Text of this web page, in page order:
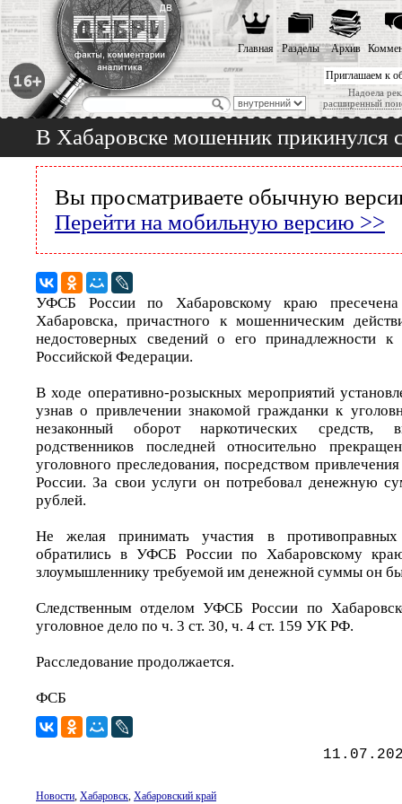
Приглашаем к
Надоела
расширенный
Главная Разделы Архив
В Хабаровске мошенник прикинулся
Вы просматриваете обычную
Перейти на мобильную версию >>
УФСБ России по Хабаровскому краю пресечена
Хабаровска, причастного к мошенническим
недостоверных сведений о его принадлежности к
Российской Федерации.
В ходе оперативно-розыскных мероприятий
узнав о привлечении знакомой гражданки к
незаконный оборот наркотических средств,
родственников последней относительно
уголовного преследования, посредством
России. За свои услуги он потребовал денежную
рублей.
Не желая принимать участия в противоправных
обратились в УФСБ России по Хабаровскому
злоумышленнику требуемой им денежной суммы он
Следственным отделом УФСБ России по
уголовное дело по ч. 3 ст. 30, ч. 4 ст. 159 УК РФ.
Расследование продолжается.
ФСБ
Новости, Хабаровск, Хабаровский край